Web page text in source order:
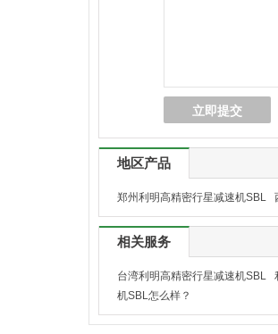
地区产品
郑州利明高精密行星减速机SBL
相关服务
台湾利明高精密行星减速机SBL
机SBL怎么样？